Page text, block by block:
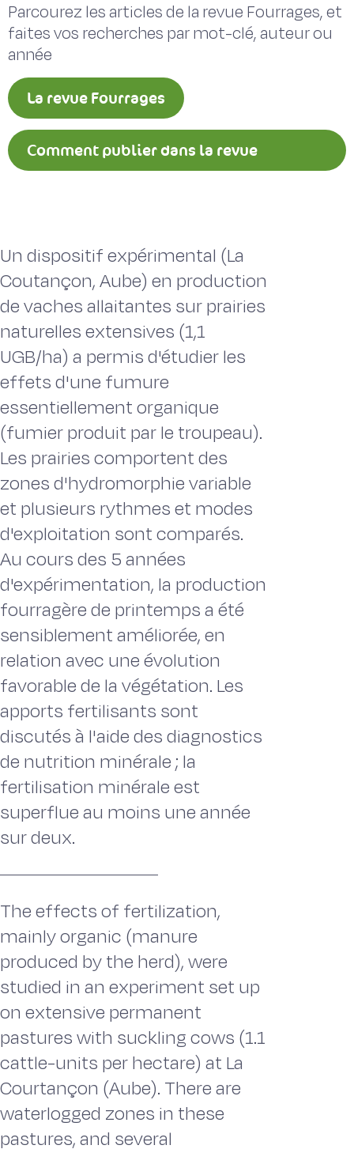
Parcourez les articles de la revue Fourrages, et
faites vos recherches par mot-clé, auteur ou
année
La revue Fourrages
Comment publier dans la revue
Un dispositif expérimental (La
Coutançon, Aube) en production
de vaches allaitantes sur prairies
naturelles extensives (1,1
UGB/ha) a permis d'étudier les
effets d'une fumure
essentiellement organique
(fumier produit par le troupeau).
Les prairies comportent des
zones d'hydromorphie variable
et plusieurs rythmes et modes
d'exploitation sont comparés.
Au cours des 5 années
d'expérimentation, la production
fourragère de printemps a été
sensiblement améliorée, en
relation avec une évolution
favorable de la végétation. Les
apports fertilisants sont
discutés à l'aide des diagnostics
de nutrition minérale ; la
fertilisation minérale est
superflue au moins une année
sur deux.
The effects of fertilization,
mainly organic (manure
produced by the herd), were
studied in an experiment set up
on extensive permanent
pastures with suckling cows (1.1
cattle-units per hectare) at La
Courtançon (Aube). There are
waterlogged zones in these
pastures, and several